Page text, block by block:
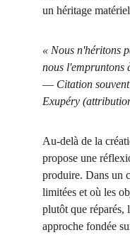
un héritage
« Nous n'héritons
nous l'empruntons
— Citation
Exupéry
Au-delà de la
propose une
produire. Dans un
limitées et où les
plutôt que réparés,
approche fondée